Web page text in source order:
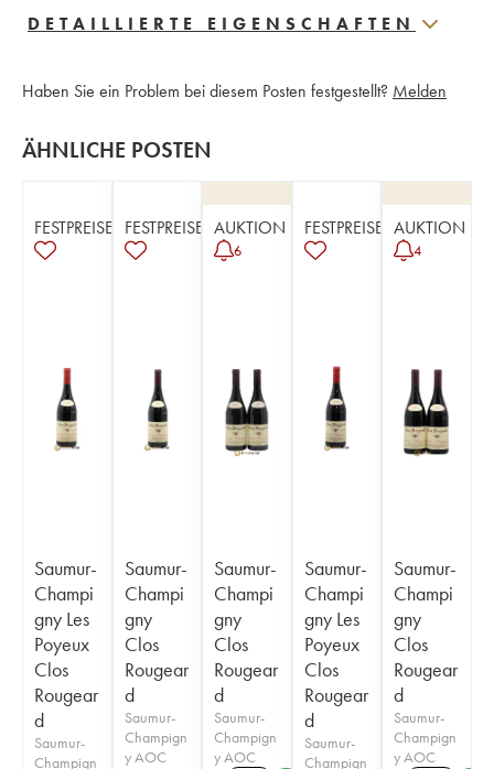
DETAILLIERTE EIGENSCHAFTEN
Haben Sie ein Problem bei diesem Posten festgestellt? Melden
ÄHNLICHE POSTEN
FESTPREISE
Saumur-
Champi
gny Les
Poyeux
Clos
Rougear
d
Saumur-
Champign
FESTPREISE
Saumur-
Champi
gny
Clos
Rougear
d
Saumur-
Champign
y AOC
AUKTION
6
Saumur-
Champi
gny
Clos
Rougear
d
Saumur-
Champign
y AOC
FESTPREISE
Saumur-
Champi
gny Les
Poyeux
Clos
Rougear
d
Saumur-
Champign
AUKTION
4
Saumur-
Champi
gny
Clos
Rougear
d
Saumur-
Champign
y AOC